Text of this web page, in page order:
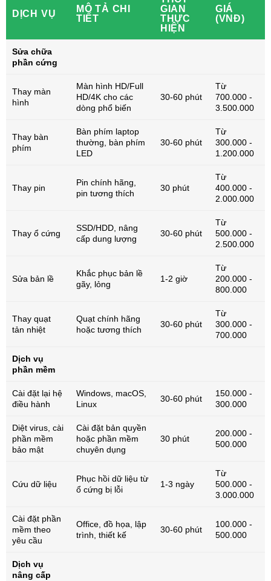
DỊCH VỤ
MÔ TẢ CHI
TIẾT
GIAN
THỰC
HIỆN
GIÁ
(VNĐ)
Sửa chữa
phần cứng
Thay màn
hình
Màn hình HD/Full
HD/4K cho các
dòng phổ biến
30-60 phút
Từ
700.000 -
3.500.000
Thay bàn
phím
Bàn phím laptop
thường, bàn phím
LED
30-60 phút
Từ
300.000 -
1.200.000
Thay pin
Pin chính hãng,
pin tương thích
30 phút
Từ
400.000 -
2.000.000
Thay ổ cứng
SSD/HDD, nâng
cấp dung lượng
30-60 phút
Từ
500.000 -
2.500.000
Sửa bản lề
Khắc phục bản lề
gãy, lỏng
1-2 giờ
Từ
200.000 -
800.000
Thay quạt
tản nhiệt
Quạt chính hãng
hoặc tương thích
30-60 phút
Từ
300.000 -
700.000
Dịch vụ
phần mềm
Cài đặt lại hệ
điều hành
Windows, macOS,
Linux
30-60 phút
150.000 -
300.000
Diệt virus, cài
phần mềm
bảo mật
Cài đặt bản quyền
hoặc phần mềm
chuyên dụng
30 phút
200.000 -
500.000
Cứu dữ liệu
Phục hồi dữ liệu từ
ổ cứng bị lỗi
1-3 ngày
Từ
500.000 -
3.000.000
Cài đặt phần
mềm theo
yêu cầu
Office, đồ họa, lập
trình, thiết kế
30-60 phút
100.000 -
500.000
Dịch vụ
nâng cấp